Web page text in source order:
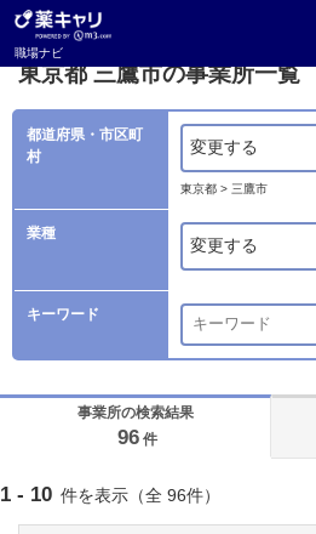
職場ナビ
薬キャリ 職場ナビ
東京都 三鷹市の事業所一覧
都道府県・市区町
村
変更する
東京都 > 三鷹市
業種
変更する
キーワード
事業所の検索結果
96 件
1 - 10 件を表示（全 96件）